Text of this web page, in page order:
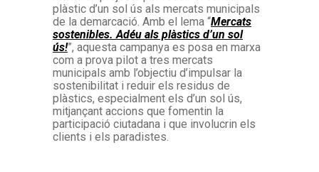
plàstic d’un sol ús als mercats municipals
de la demarcació. Amb el lema “Mercats
sostenibles. Adéu als plàstics d’un sol
ús!”, aquesta campanya es posa en marxa
com a prova pilot a tres mercats
municipals amb l’objectiu d’impulsar la
sostenibilitat i reduir els residus de
plàstics, especialment els d’un sol ús,
mitjançant accions que fomentin la
participació ciutadana i que involucrin els
clients i els paradistes.